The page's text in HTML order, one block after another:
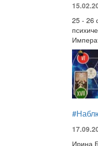
25 - 26
Ирина